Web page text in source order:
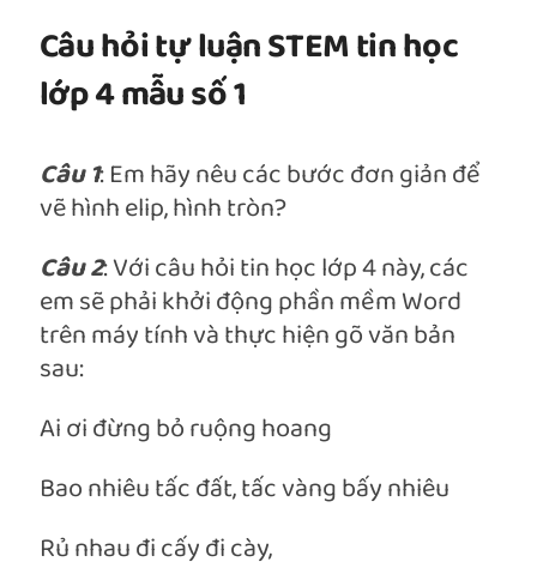
Câu hỏi tự luận STEM tin học
lớp 4 mẫu số 1
Câu 1: Em hãy nêu các bước đơn giản để
vẽ hình elip, hình tròn?
Câu 2: Với câu hỏi tin học lớp 4 này, các
em sẽ phải khởi động phần mềm Word
trên máy tính và thực hiện gõ văn bản
sau:
Ai ơi đừng bỏ ruộng hoang
Bao nhiêu tấc đất, tấc vàng bấy nhiêu
Rủ nhau đi cấy đi cày,